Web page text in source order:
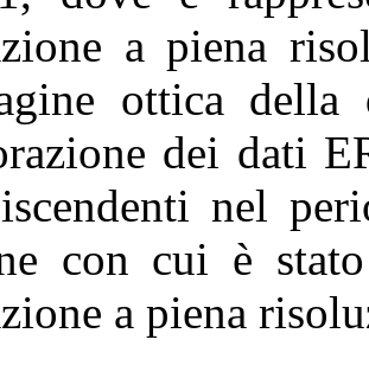
a piena
ottica
dei dati
nel
con cui è
a piena